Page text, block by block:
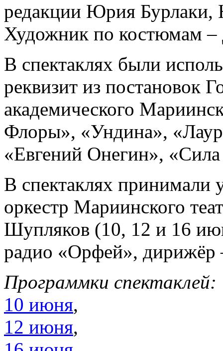
редакции Юрия Бурлаки,
Художник по костюмам
В спектаклях были
реквизит из постановок
академического
Флоры», «Ундина»,
«Евгений Онегин»,
В спектаклях принимали
оркестр Мариинского
Шупляков (10, 12 и 16
радио «Орфей»,
Программки спектаклей:
10 июня,
12 июня,